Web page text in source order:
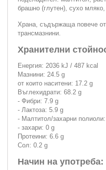
брашно (глутен), сухо мляко,
Храна, съдържаща повече
трансмазнини.
Хранителни
Енергия: 2036 kJ / 487 kcal
Мазнини: 24.5 g
от които наситени: 17.2 g
Въглехидрати: 68.2 g
- Фибри: 7.9 g
- Лактоза: 5.9 g
- Малтитол/захарни
- захари: 0 g
Протеини: 6.6 g
Сол: 0.2 g
Начин на употреба: